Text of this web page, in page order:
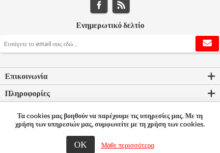
Ενημερωτικό δελτίο
Επικοινωνία
Πληροφορίες
Ο λογαριασμός μου
© 2026 Bookleader
Τα cookies μας βοηθούν να παρέχουμε τις υπηρεσίες μας. Με τη
χρήση των υπηρεσιών μας, συμφωνείτε με τη χρήση των cookies.
ΟΚ Μάθε περισσότερα